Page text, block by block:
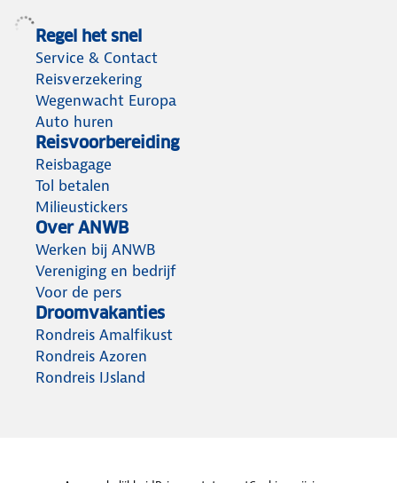
Ook een fietshelm, AccuSaver of
fietsendrager? Bij ANWB vind je alles voor een
goede vakantievoorbereiding. Profiteer nu
van hoge kortingen.
Shop de beste vakantiedeals
in onze webwinkel
Regel het snel
Service & Contact
Reisverzekering
Wegenwacht Europa
Auto huren
Reisvoorbereiding
Reisbagage
Tol betalen
Milieustickers
Over ANWB
Werken bij ANWB
Vereniging en bedrijf
Voor de pers
Droomvakanties
Rondreis Amalfikust
Rondreis Azoren
Rondreis IJsland